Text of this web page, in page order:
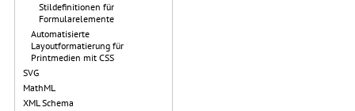
Stildefinitionen für
Formularelemente
Automatisierte
Layoutformatierung für
Printmedien mit CSS
SVG
MathML
XML Schema